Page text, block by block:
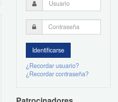
¿Recordar usuario?
¿Recordar contraseña?